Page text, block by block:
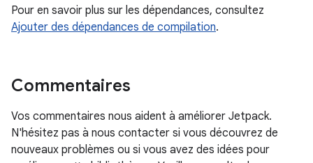
Pour en savoir plus sur les dépendances, consultez
Ajouter des dépendances de compilation.
Commentaires
Vos commentaires nous aident à améliorer Jetpack.
N'hésitez pas à nous contacter si vous découvrez de
nouveaux problèmes ou si vous avez des idées pour